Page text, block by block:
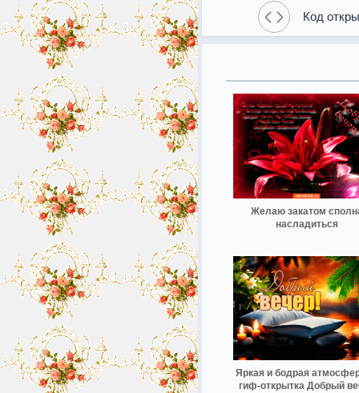
Код
Желаю закатом
насладиться
Яркая и бодрая
гиф-открытка Добрый